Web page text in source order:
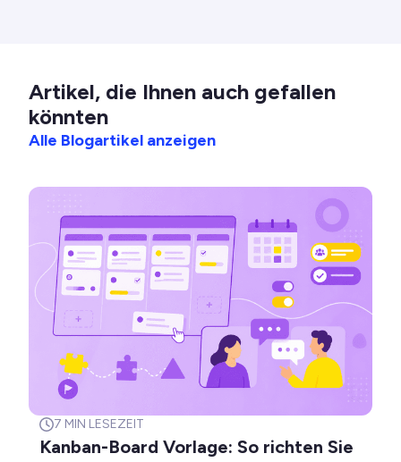
Artikel, die Ihnen auch gefallen
könnten
Alle Blogartikel anzeigen
7 MIN LESEZEIT
Kanban-Board Vorlage: So richten Sie